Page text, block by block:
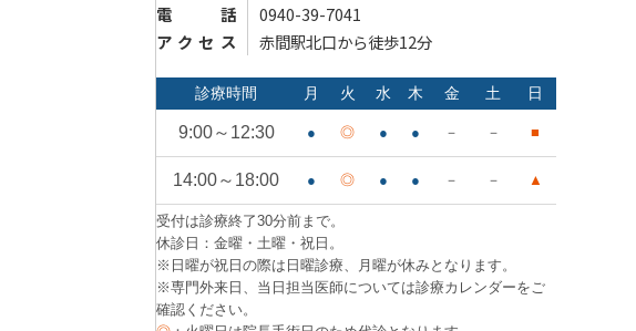
電話
0940-39-7041
アクセス
赤間駅北口から徒歩12分